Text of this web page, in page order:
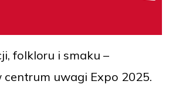
folkloru i smaku –
uwagi Expo 2025.